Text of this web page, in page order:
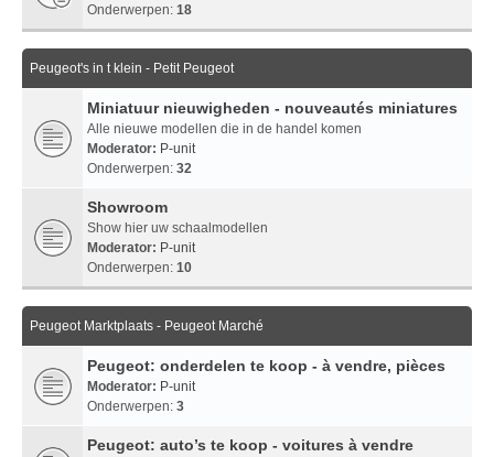
Onderwerpen: 18
Peugeot's in t klein - Petit Peugeot
Miniatuur nieuwigheden - nouveautés miniatures
Alle nieuwe modellen die in de handel komen
Moderator: P-unit
Onderwerpen: 32
Showroom
Show hier uw schaalmodellen
Moderator: P-unit
Onderwerpen: 10
Peugeot Marktplaats - Peugeot Marché
Peugeot: onderdelen te koop - à vendre, pièces
Moderator: P-unit
Onderwerpen: 3
Peugeot: auto’s te koop - voitures à vendre